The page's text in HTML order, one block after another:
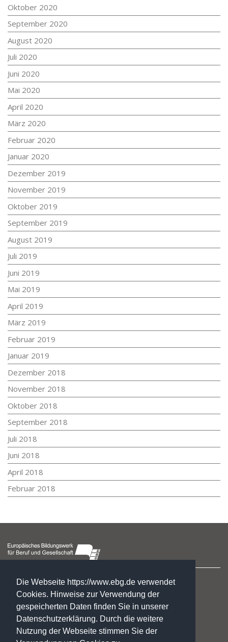
Die Webseite https://www.ebg.de verwendet
Cookies. Hinweise zur Verwendung der
gespeicherten Daten finden Sie in unserer
Datenschutzerklärung. Durch die weitere
Nutzung der Webseite stimmen Sie der
Oktober 2020
September 2020
August 2020
Juli 2020
Juni 2020
Mai 2020
April 2020
März 2020
Februar 2020
Januar 2020
Dezember 2019
November 2019
Oktober 2019
September 2019
August 2019
Juli 2019
Juni 2019
Mai 2019
April 2019
März 2019
Februar 2019
Januar 2019
Dezember 2018
November 2018
Oktober 2018
September 2018
Juli 2018
Juni 2018
April 2018
Februar 2018
Hegelstraße 2
39104 Magdeburg
☏ : +49. 3 91. 5 41 94 77
gf@ebg.de